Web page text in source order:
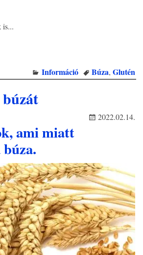
is...
Információ Búza, Glutén
2022.02.14.
ami miatt